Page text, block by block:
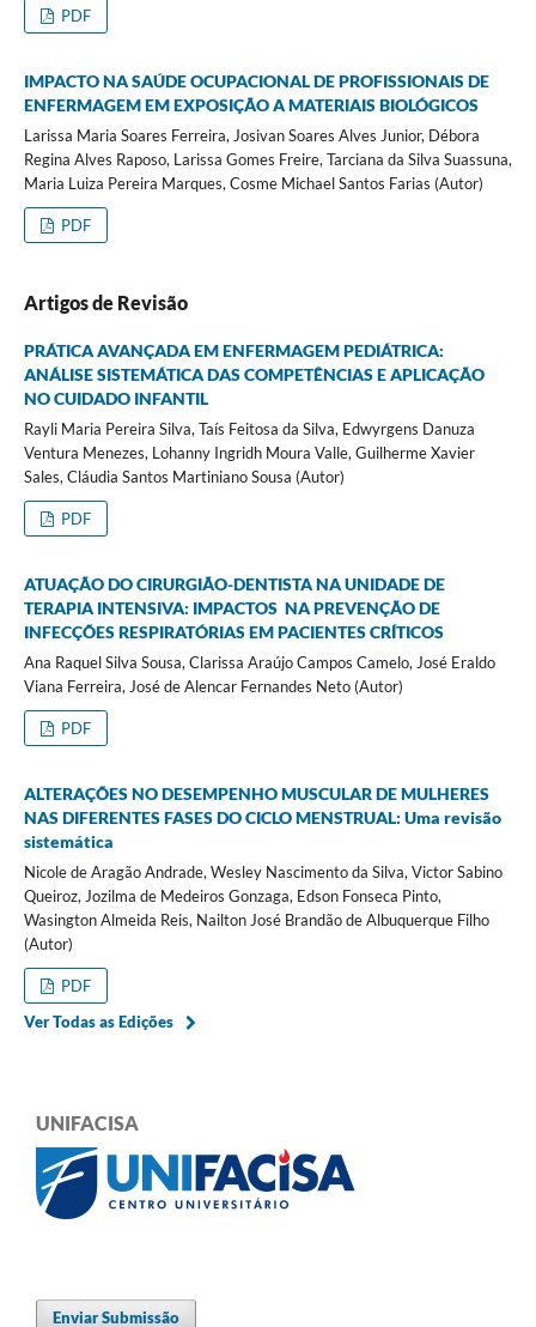
PDF
IMPACTO NA SAÚDE OCUPACIONAL DE PROFISSIONAIS DE
ENFERMAGEM EM EXPOSIÇÃO A MATERIAIS BIOLÓGICOS
Larissa Maria Soares Ferreira, Josivan Soares Alves Junior, Débora
Regina Alves Raposo, Larissa Gomes Freire, Tarciana da Silva Suassuna,
Maria Luiza Pereira Marques, Cosme Michael Santos Farias (Autor)
PDF
Artigos de Revisão
PRÁTICA AVANÇADA EM ENFERMAGEM PEDIÁTRICA:
ANÁLISE SISTEMÁTICA DAS COMPETÊNCIAS E APLICAÇÃO
NO CUIDADO INFANTIL
Rayli Maria Pereira Silva, Taís Feitosa da Silva, Edwyrgens Danuza
Ventura Menezes, Lohanny Ingridh Moura Valle, Guilherme Xavier
Sales, Cláudia Santos Martiniano Sousa (Autor)
PDF
ATUAÇÃO DO CIRURGIÃO-DENTISTA NA UNIDADE DE
TERAPIA INTENSIVA: IMPACTOS NA PREVENÇÃO DE
INFECÇÕES RESPIRATÓRIAS EM PACIENTES CRÍTICOS
Ana Raquel Silva Sousa, Clarissa Araújo Campos Camelo, José Eraldo
Viana Ferreira, José de Alencar Fernandes Neto (Autor)
PDF
ALTERAÇÕES NO DESEMPENHO MUSCULAR DE MULHERES
NAS DIFERENTES FASES DO CICLO MENSTRUAL: Uma revisão
sistemática
Nicole de Aragão Andrade, Wesley Nascimento da Silva, Victor Sabino
Queiroz, Jozilma de Medeiros Gonzaga, Edson Fonseca Pinto,
Wasington Almeida Reis, Nailton José Brandão de Albuquerque Filho
(Autor)
PDF
Ver Todas as Edições
UNIFACISA
Enviar Submissão